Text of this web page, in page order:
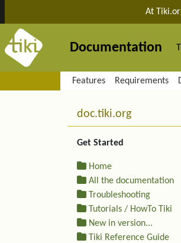
Site identity, At
Documentation
Navigation
Features Requirements
More content
doc.tiki.org
Get Started
Home
All the documentation
Troubleshooting
Tutorials / HowTo Tiki
New in version...
Tiki Reference Guide